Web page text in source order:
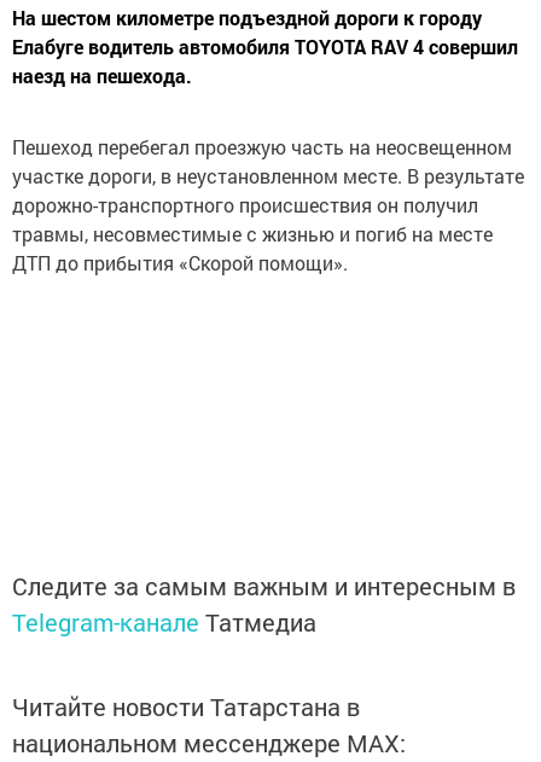
На шестом километре подъездной дороги к городу
Елабуге водитель автомобиля TOYOTA RAV 4 совершил
наезд на пешехода.
Пешеход перебегал проезжую часть на неосвещенном
участке дороги, в неустановленном месте. В результате
дорожно-транспортного происшествия он получил
травмы, несовместимые с жизнью и погиб на месте
ДТП до прибытия «Скорой помощи».
Следите за самым важным и интересным в
Telegram-канале Татмедиа
Читайте новости Татарстана в
национальном мессенджере MАХ: